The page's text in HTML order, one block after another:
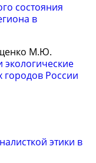
состояния
в
М.Ю.
экологические
России
этики в